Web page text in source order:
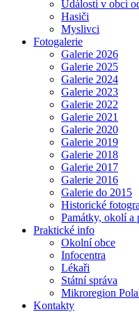
Události v obci
Hasiči
Myslivci
Fotogalerie
Galerie 2026
Galerie 2025
Galerie 2024
Galerie 2023
Galerie 2022
Galerie 2021
Galerie 2020
Galerie 2019
Galerie 2018
Galerie 2017
Galerie 2016
Galerie do 2015
Historické
Památky, okolí a
Praktické info
Okolní obce
Infocentra
Lékaři
Státní správa
Mikroregion
Kontakty